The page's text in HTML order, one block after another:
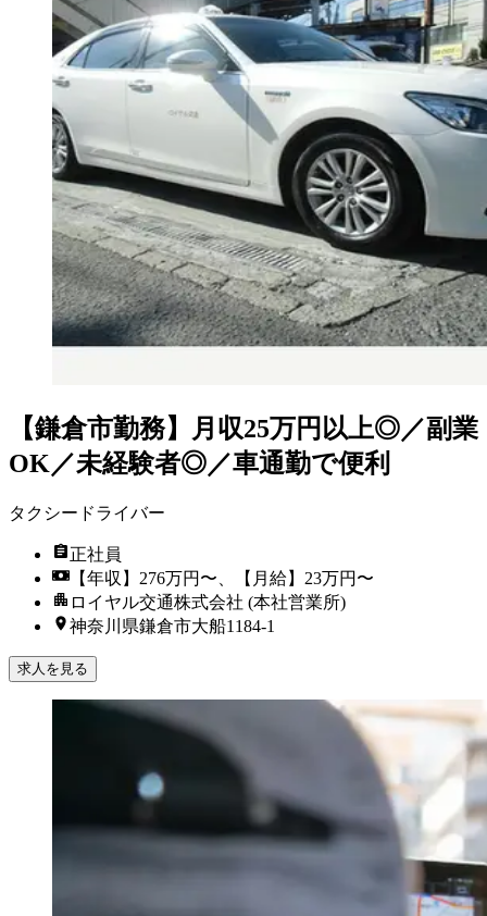
【鎌倉市勤務】月収25万円以上◎／副業
OK／未経験者◎／車通勤で便利
タクシードライバー
正社員
【年収】276万円〜、【月給】23万円〜
ロイヤル交通株式会社 (本社営業所)
神奈川県鎌倉市大船1184-1
求人を見る